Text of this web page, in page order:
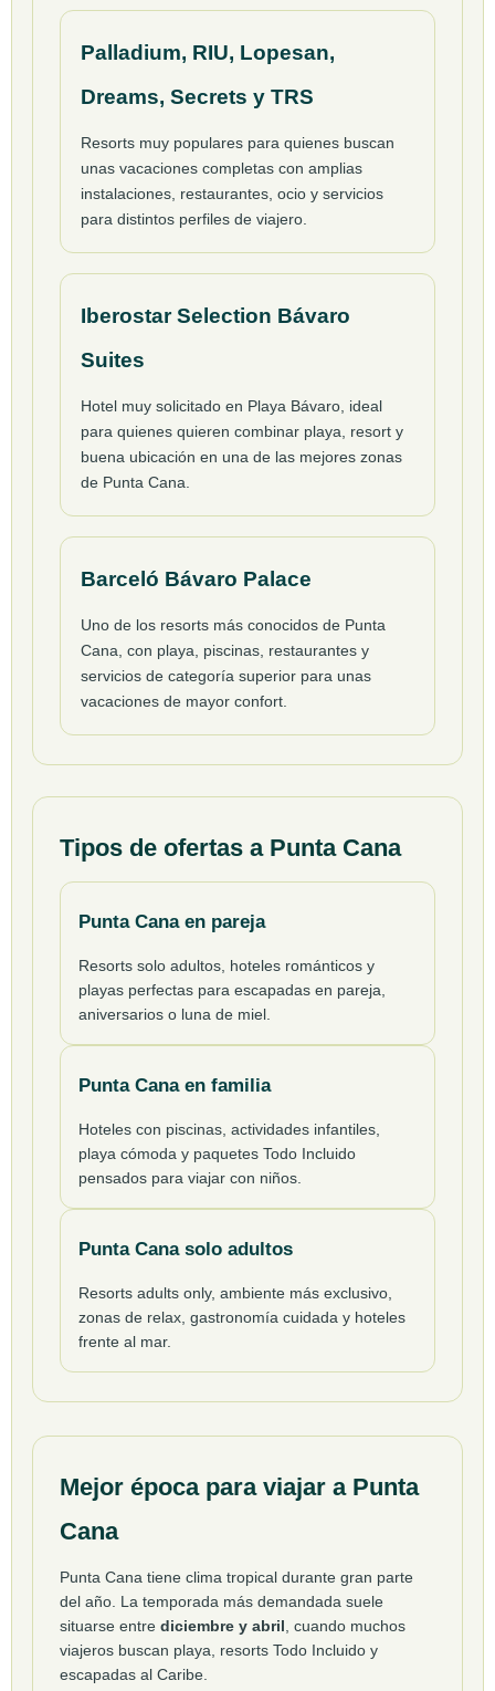
Palladium, RIU, Lopesan,
Dreams, Secrets y TRS
Resorts muy populares para quienes buscan
unas vacaciones completas con amplias
instalaciones, restaurantes, ocio y servicios
para distintos perfiles de viajero.
Iberostar Selection Bávaro
Suites
Hotel muy solicitado en Playa Bávaro, ideal
para quienes quieren combinar playa, resort y
buena ubicación en una de las mejores zonas
de Punta Cana.
Barceló Bávaro Palace
Uno de los resorts más conocidos de Punta
Cana, con playa, piscinas, restaurantes y
servicios de categoría superior para unas
vacaciones de mayor confort.
Tipos de ofertas a Punta Cana
Punta Cana en pareja
Resorts solo adultos, hoteles románticos y
playas perfectas para escapadas en pareja,
aniversarios o luna de miel.
Punta Cana en familia
Hoteles con piscinas, actividades infantiles,
playa cómoda y paquetes Todo Incluido
pensados para viajar con niños.
Punta Cana solo adultos
Resorts adults only, ambiente más exclusivo,
zonas de relax, gastronomía cuidada y hoteles
frente al mar.
Mejor época para viajar a Punta
Cana
Punta Cana tiene clima tropical durante gran parte
del año. La temporada más demandada suele
situarse entre diciembre y abril , cuando muchos
viajeros buscan playa, resorts Todo Incluido y
escapadas al Caribe.